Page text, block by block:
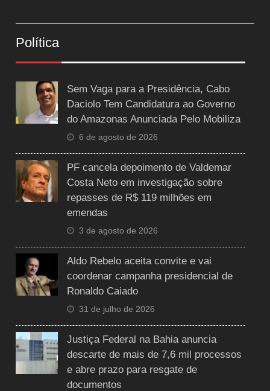
Política
Sem Vaga para a Presidência, Cabo
Daciolo Tem Candidatura ao Governo
do Amazonas Anunciada Pelo Mobiliza
6 de agosto de 2026
PF cancela depoimento de Valdemar
Costa Neto em investigação sobre
repasses de R$ 119 milhões em
emendas
3 de agosto de 2026
Aldo Rebelo aceita convite e vai
coordenar campanha presidencial de
Ronaldo Caiado
31 de julho de 2026
Justiça Federal na Bahia anuncia
descarte de mais de 7,6 mil processos
e abre prazo para resgate de
documentos